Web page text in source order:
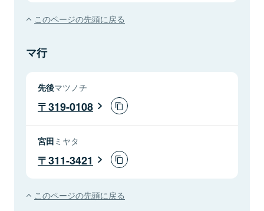
このページの先頭に戻る
マ行
先後マツノチ
319-0108
宮田 ミヤタ
311-3421
このページの先頭に戻る